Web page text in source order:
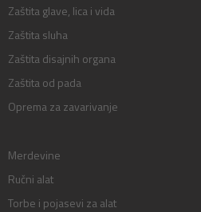
Zaštita glave, lica i vida
Zaštita sluha
Zaštita disajnih organa
Zaštita od pada
Oprema za zavarivanje
Merdevine
Ručni alat
Torbe i pojasevi za alat